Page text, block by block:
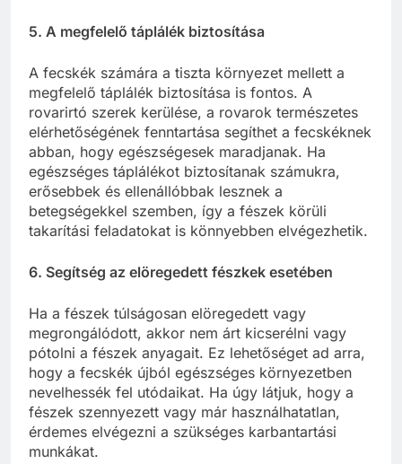
5. A megfelelő táplálék biztosítása
A fecskék számára a tiszta környezet mellett a
megfelelő táplálék biztosítása is fontos. A
rovarirtó szerek kerülése, a rovarok természetes
elérhetőségének fenntartása segíthet a fecskéknek
abban, hogy egészségesek maradjanak. Ha
egészséges táplálékot biztosítanak számukra,
erősebbek és ellenállóbbak lesznek a
betegségekkel szemben, így a fészek körüli
takarítási feladatokat is könnyebben elvégezhetik.
6. Segítség az elöregedett fészkek esetében
Ha a fészek túlságosan elöregedett vagy
megrongálódott, akkor nem árt kicserélni vagy
pótolni a fészek anyagait. Ez lehetőséget ad arra,
hogy a fecskék újból egészséges környezetben
nevelhessék fel utódaikat. Ha úgy látjuk, hogy a
fészek szennyezett vagy már használhatatlan,
érdemes elvégezni a szükséges karbantartási
munkákat.